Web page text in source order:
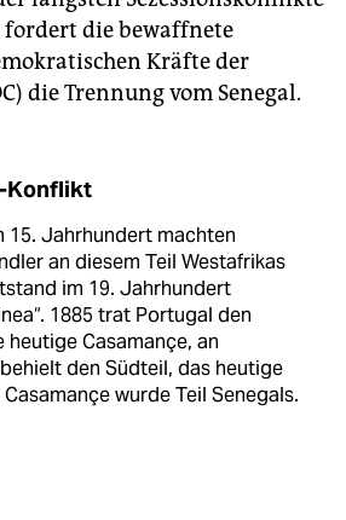
fordert die bewaffnete
Kräfte der
die Trennung vom Senegal.
Konflikt
15. Jahrhundert machten
an diesem Teil Westafrikas
im 19. Jahrhundert
1885 trat Portugal den
Casamançe, an
den Südteil, das heutige
wurde Teil Senegals.